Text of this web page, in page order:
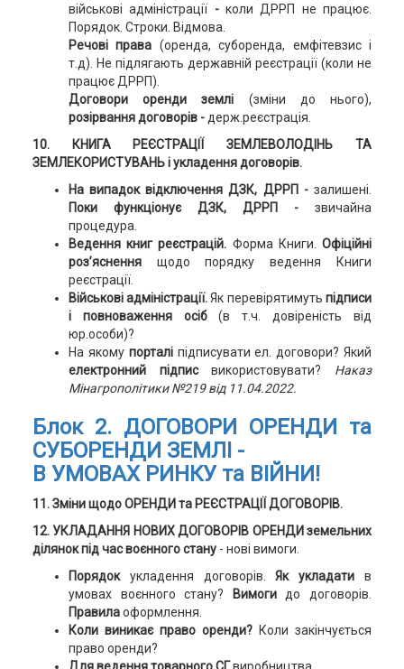
військові адміністрації - коли ДРРП не працює.
Порядок. Строки. Відмова.
Речові права (оренда, суборенда, емфітевзис і
т.д). Не підлягають державній реєстрації (коли не
працює ДРРП).
Договори оренди землі (зміни до нього),
розірвання договорів -держ.реєстрація.
10. КНИГА РЕЄСТРАЦІЇ ЗЕМЛЕВОЛОДІНЬ ТА
ЗЕМЛЕКОРИСТУВАНЬ і укладення договорів.
На випадок відключення ДЗК, ДРРП -залишені.
Поки функціонує ДЗК, ДРРП - звичайна
процедура.
Ведення книг реєстрацій. Форма Книги.Офіційні
роз’ясненнящодо порядку ведення Книги
реєстрації.
Військові адміністрації.Як перевірятимутьпідписи
і повноваження осіб(в т.ч. довіреність від
юр.особи)?
На якому порталі підписувати ел. договори? Який
електронний підписвикористовувати? Наказ
Мінагрополітики №219 від 11.04.2022.
Блок 2. ДОГОВОРИ ОРЕНДИ та
СУБОРЕНДИ ЗЕМЛІ -
В УМОВАХ РИНКУ та ВІЙНИ!
11. Зміни щодо ОРЕНДИ та РЕЄСТРАЦІЇ ДОГОВОРІВ.
12. УКЛАДАННЯ НОВИХ ДОГОВОРІВ ОРЕНДИ земельних
ділянок під час воєнного стану - нові вимоги.
Порядок укладення договорів.Як укладатив
умовах воєнного стану?
Вимогидо договорів.
Правилаоформлення.
Коли виникає право оренди? Коли закінчується
право оренди?